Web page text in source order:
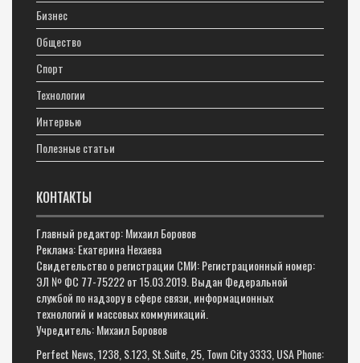
Бизнес
Общество
Спорт
Технологии
Интервью
Полезные статьи
КОНТАКТЫ
Главный редактор: Михаил Боровов
Реклама: Екатерина Нехаева
Свидетельство о регистрации СМИ: Регистрационный номер:
ЭЛ № ФС 77-75222 от 15.03.2019. Выдан Федеральной
службой по надзору в сфере связи, информационных
технологий и массовых коммуникаций.
Учредитель: Михаил Боровов
Perfect News, 1238, S.123, St.Suite, 25, Town City 3333, USA Phone: